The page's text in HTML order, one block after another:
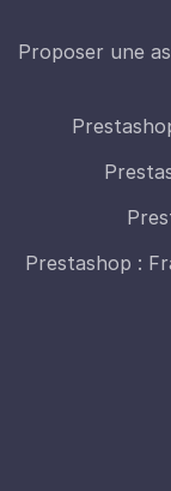
Proposer une
Prestashop :